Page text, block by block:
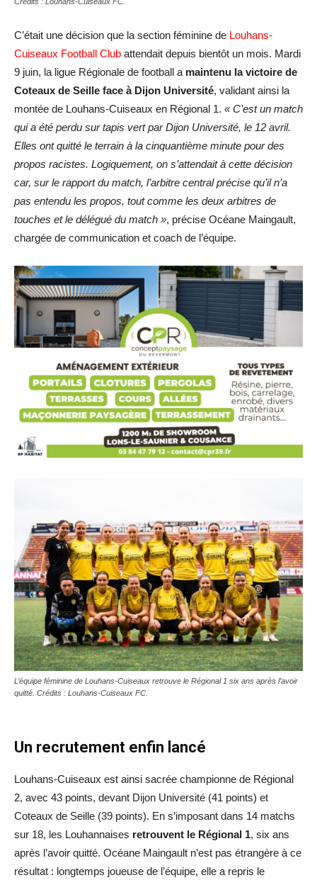
C’était une décision que la section féminine de Louhans-
Cuiseaux Football Club attendait depuis bientôt un mois. Mardi
9 juin, la ligue Régionale de football a maintenu la victoire de
Coteaux de Seille face à Dijon Université, validant ainsi la
montée de Louhans-Cuiseaux en Régional 1. « C’est un match
qui a été perdu sur tapis vert par Dijon Université, le 12 avril.
Elles ont quitté le terrain à la cinquantième minute pour des
propos racistes. Logiquement, on s’attendait à cette décision
car, sur le rapport du match, l’arbitre central précise qu’il n’a
pas entendu les propos, tout comme les deux arbitres de
touches et le délégué du match », précise Océane Maingault,
chargée de communication et coach de l’équipe.
L’équipe féminine de Louhans-Cuiseaux retrouve le Régional 1 six ans après l’avoir
quitté. Crédits : Louhans-Cuiseaux FC.
Un recrutement enfin lancé
Louhans-Cuiseaux est ainsi sacrée championne de Régional
2, avec 43 points, devant Dijon Université (41 points) et
Coteaux de Seille (39 points). En s’imposant dans 14 matchs
sur 18, les Louhannaises retrouvent le Régional 1, six ans
après l’avoir quitté. Océane Maingault n’est pas étrangère à ce
résultat : longtemps joueuse de l’équipe, elle a repris le